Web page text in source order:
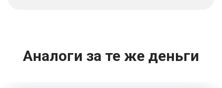
Аналоги за те же деньги